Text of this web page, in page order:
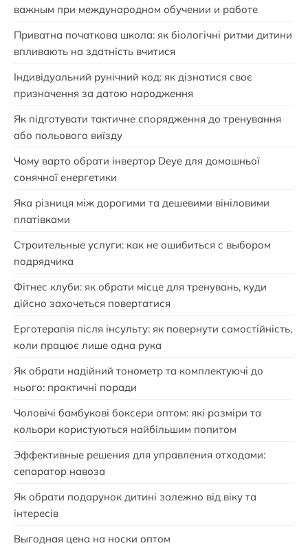
важным при международном обучении и работе
Приватна початкова школа: як біологічні ритми дитини
впливають на здатність вчитися
Індивідуальний рунічний код: як дізнатися своє
призначення за датою народження
Як підготувати тактичне спорядження до тренування
або польового виїзду
Чому варто обрати інвертор Deye для домашньої
сонячної енергетики
Яка різниця між дорогими та дешевими вініловими
платівками
Строительные услуги: как не ошибиться с выбором
подрядчика
Фітнес клуби: як обрати місце для тренувань, куди
дійсно захочеться повертатися
Ерготерапія після інсульту: як повернути самостійність,
коли працює лише одна рука
Як обрати надійний тонометр та комплектуючі до
нього: практичні поради
Чоловічі бамбукові боксери оптом: які розміри та
кольори користуються найбільшим попитом
Эффективные решения для управления отходами:
сепаратор навоза
Як обрати подарунок дитині залежно від віку та
інтересів
Выгодная цена на носки оптом